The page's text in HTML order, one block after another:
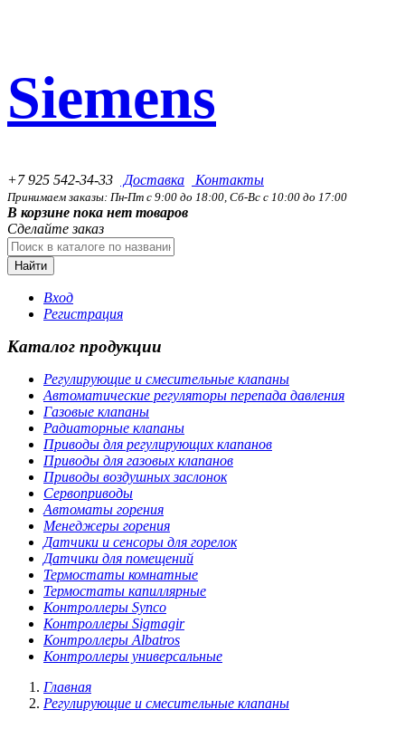
Siemens
+7 925 542-34-33 Доставка Контакты
Принимаем заказы: Пн-Пт с 9:00 до 18:00, Сб-Вс с 10:00 до 17:00
В корзине пока нет товаров
Сделайте заказ
Найти
Вход
Регистрация
Каталог продукции
Регулирующие и смесительные клапаны
Автоматические регуляторы перепада давления
Газовые клапаны
Радиаторные клапаны
Приводы для регулирующих клапанов
Приводы для газовых клапанов
Приводы воздушных заслонок
Сервоприводы
Автоматы горения
Менеджеры горения
Датчики и сенсоры для горелок
Датчики для помещений
Термостаты комнатные
Термостаты капиллярные
Контроллеры Synco
Контроллеры Sigmagir
Контроллеры Albatros
Контроллеры универсальные
Главная
Регулирующие и смесительные клапаны